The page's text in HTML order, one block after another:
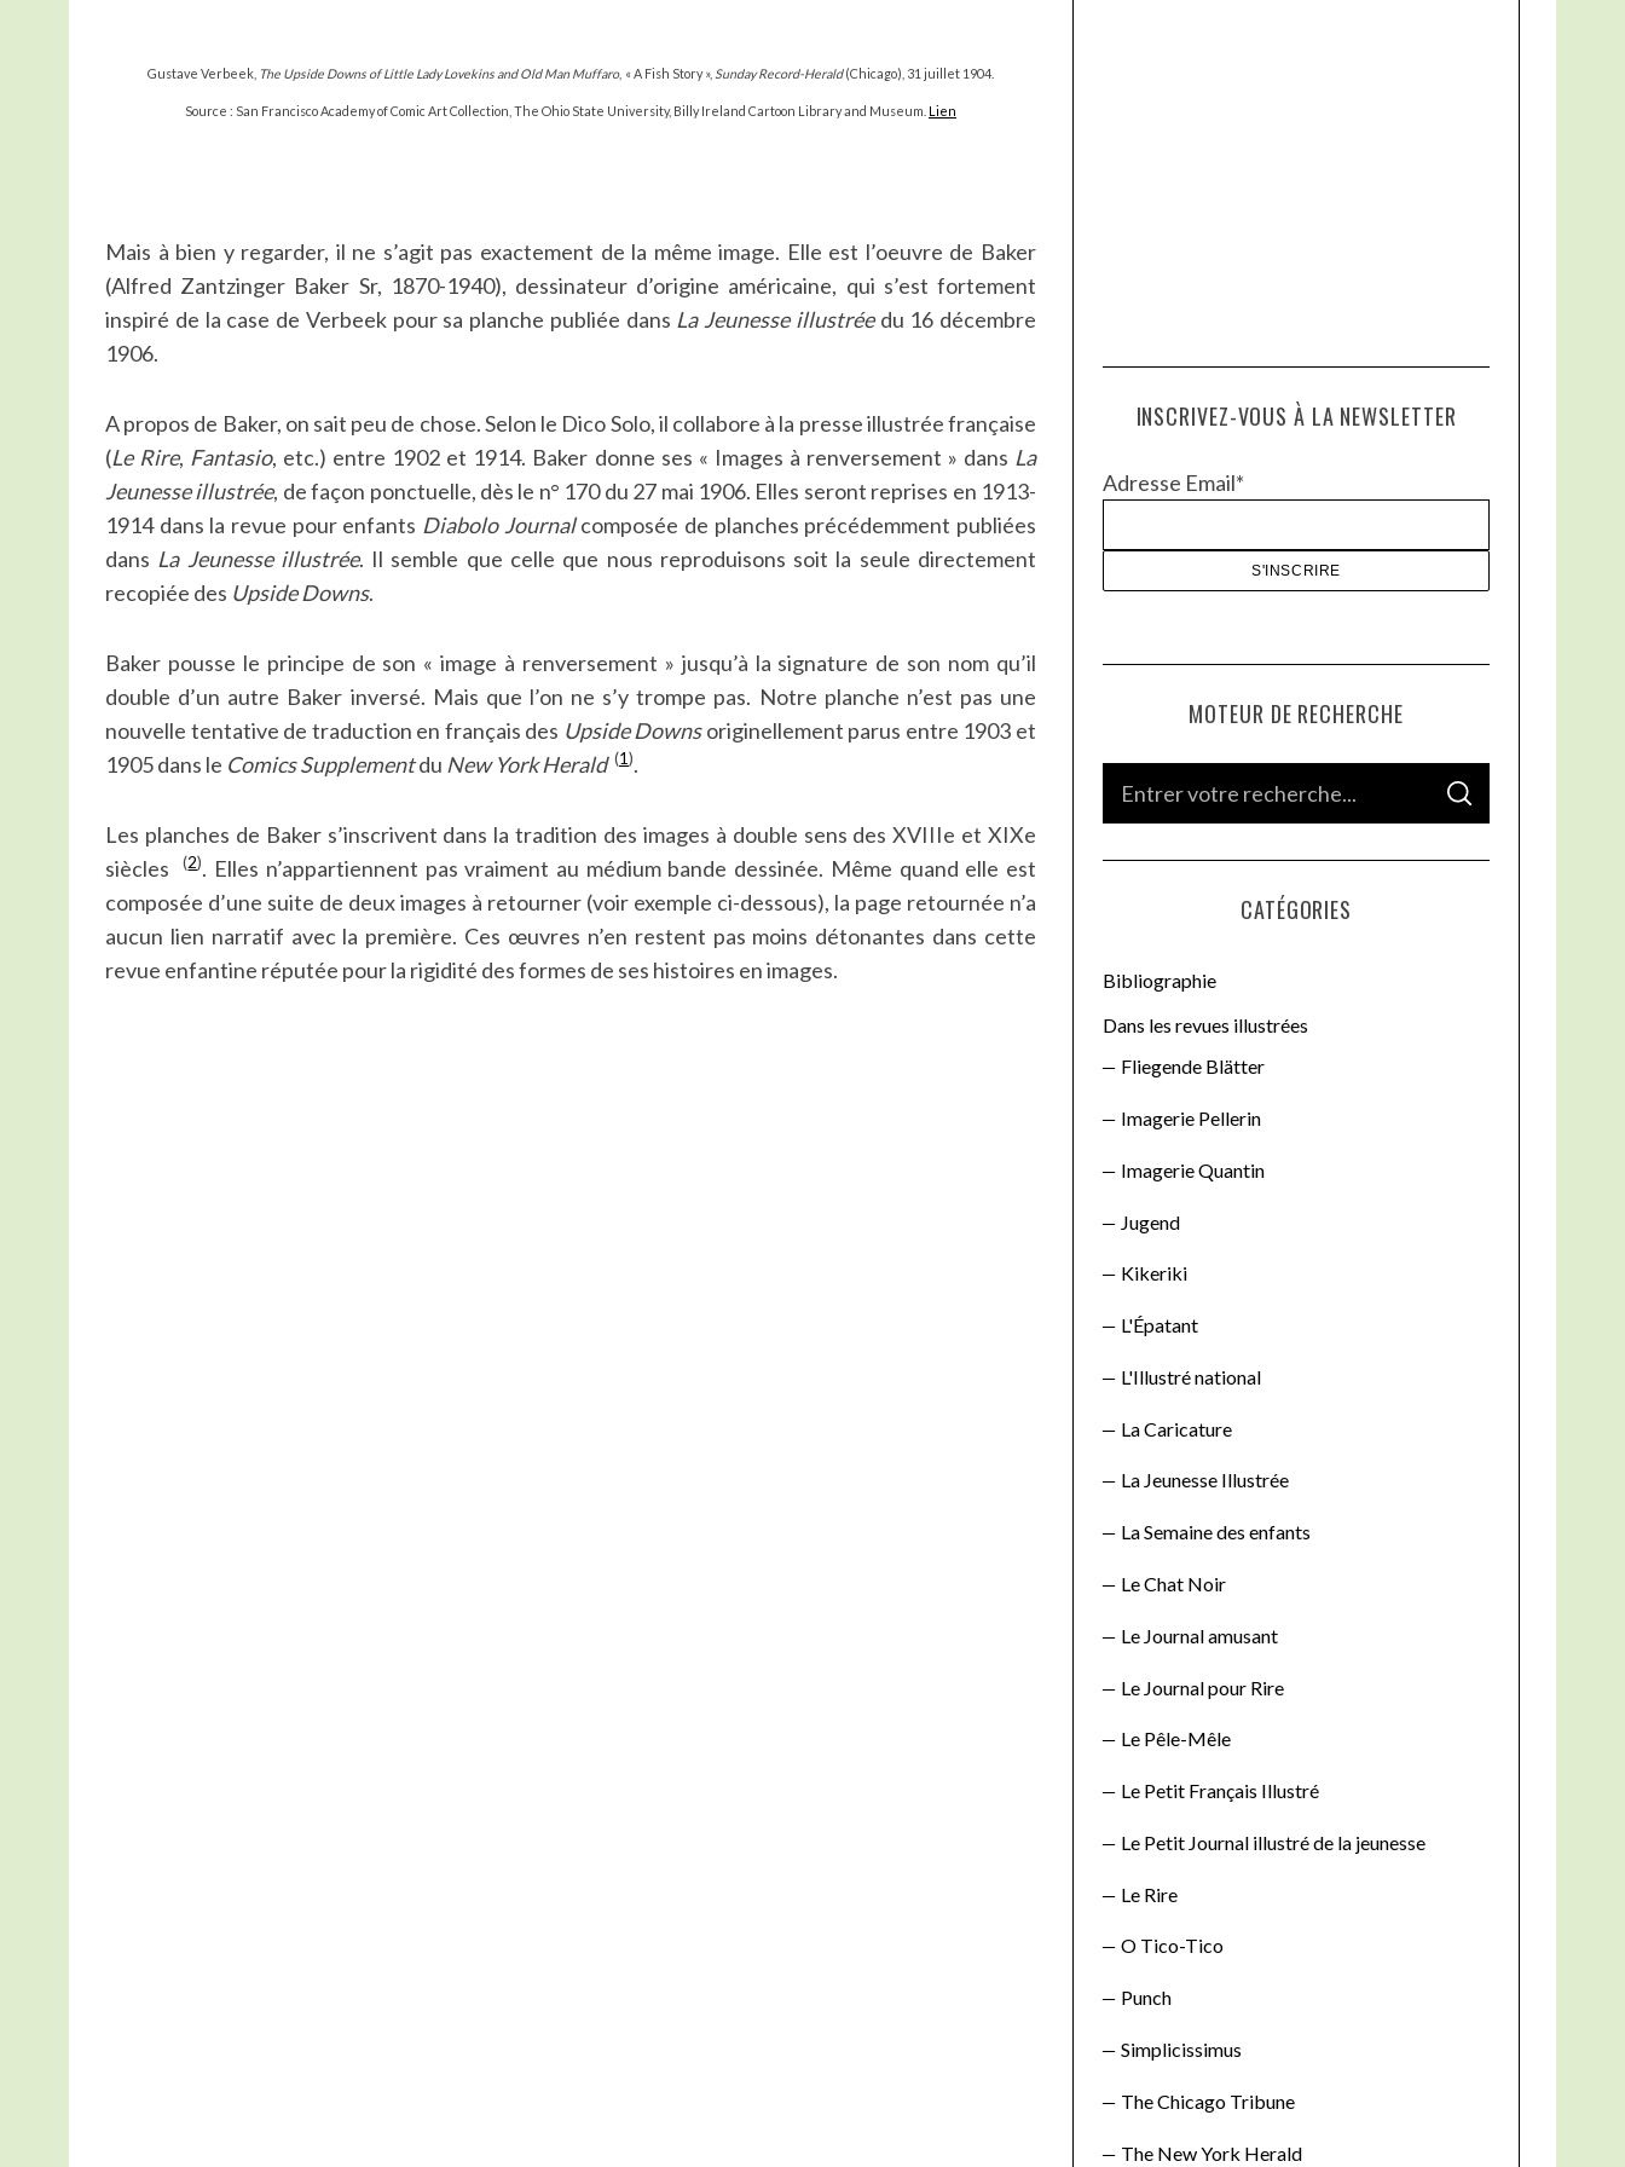
Gustave Verbeek, The Upside Downs of Little Lady Lovekins and Old Man Muffaro, « A Fish Story », Sunday Record-Herald(Chicago), 31 juillet 1904.
Source : San Francisco Academy of Comic Art Collection, The Ohio State University, Billy Ireland Cartoon Library and Museum. Lien
Mais à bien y regarder, il ne s’agit pas exactement de la même image. Elle est l’oeuvre de Baker
(Alfred Zantzinger Baker Sr, 1870-1940), dessinateur d’origine américaine, qui s’est fortement
inspiré de la case de Verbeek pour sa planche publiée dans La Jeunesse illustréedu 16 décembre
1906.
A propos de Baker, on sait peu de chose. Selon le Dico Solo, il collabore à la presse illustrée française
(Le Rire, Fantasio, etc.) entre 1902 et 1914. Baker donne ses « Images à renversement » dans La
Jeunesse illustrée, de façon ponctuelle, dès le n° 170 du 27 mai 1906. Elles seront reprises en 1913-
1914 dans la revue pour enfants Diabolo Journalcomposée de planches précédemment publiées
dans La Jeunesse illustrée. Il semble que celle que nous reproduisons soit la seule directement
recopiée des Upside Downs.
Baker pousse le principe de son « image à renversement » jusqu’à la signature de son nom qu’il
double d’un autre Baker inversé. Mais que l’on ne s’y trompe pas. Notre planche n’est pas une
nouvelle tentative de traduction en français des Upside Downsoriginellement parus entre 1903 et
1905 dans le Comics Supplementdu New York Herald (1).
Les planches de Baker s’inscrivent dans la tradition des images à double sens des XVIIIe et XIXe
siècles(2). Elles n’appartiennent pas vraiment au médium bande dessinée. Même quand elle est
composée d’une suite de deux images à retourner (voir exemple ci-dessous), la page retournée n’a
aucun lien narratif avec la première. Ces œuvres n’en restent pas moins détonantes dans cette
revue enfantine réputée pour la rigidité des formes de ses histoires en images.
INSCRIVEZ-VOUS À LA NEWSLETTER
Adresse Email*
MOTEUR DE RECHERCHE
f
o
S
A
C
CATÉGORIES
Bibliographie
Dans les revues illustrées
Fliegende Blätter
Imagerie Pellerin
Imagerie Quantin
Jugend
Kikeriki
L'Épatant
L'Illustré national
La Caricature
La Jeunesse Illustrée
La Semaine des enfants
Le Chat Noir
Le Journal amusant
Le Journal pour Rire
Le Pêle-Mêle
Le Petit Français Illustré
Le Petit Journal illustré de la jeunesse
Le Rire
O Tico-Tico
Punch
Simplicissimus
The Chicago Tribune
The New York Herald
S
h
f